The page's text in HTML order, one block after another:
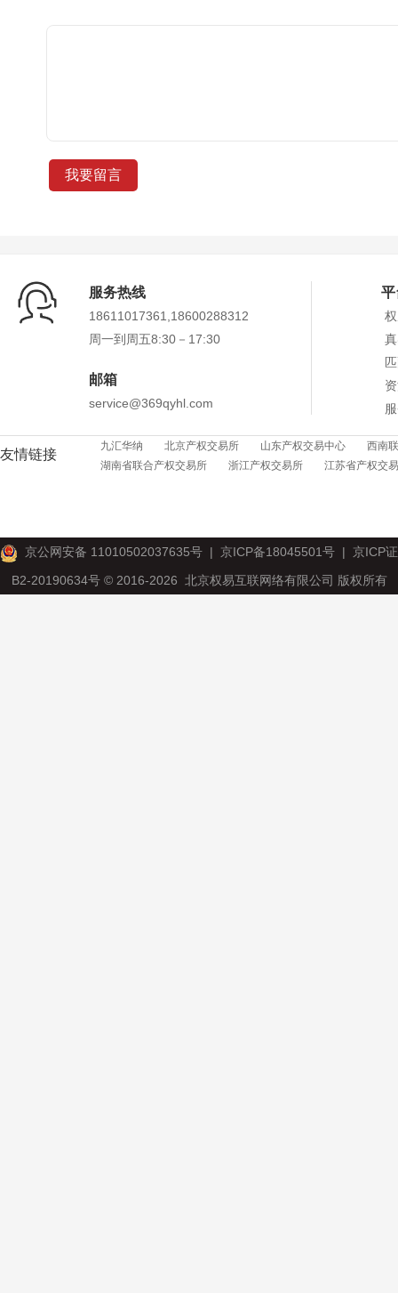
服务热线
18611017361,18600288312
周一到周五8:30－17:30
邮箱
service@369qyhl.com
平
友情链接
九汇华纳 北京产权交易所 山东产权交易中心
西南
湖南省联合产权交易所
浙江产权交易所 江苏省产权交
京公网安备 11010502037635号 | 京ICP备18045501号 | 京ICP证
B2-20190634号© 2016-2026 北京权易互联网络有限公司 版权所有